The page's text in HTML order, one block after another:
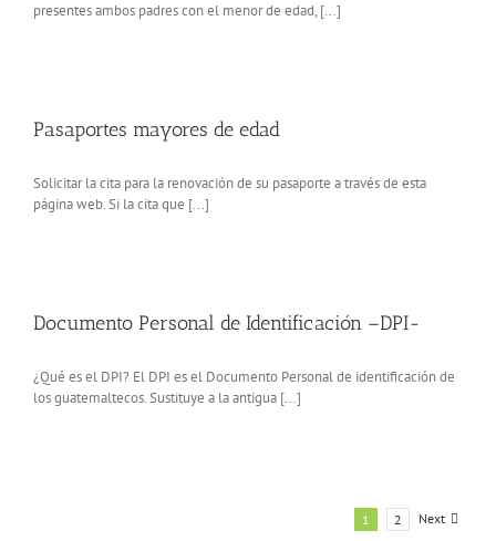
presentes ambos padres con el menor de edad, [...]
Pasaportes mayores de edad
Solicitar la cita para la renovación de su pasaporte a través de esta
página web. Si la cita que [...]
Documento Personal de Identificación –DPI-
¿Qué es el DPI? El DPI es el Documento Personal de identificación de
los guatemaltecos. Sustituye a la antigua [...]
1 2 Next